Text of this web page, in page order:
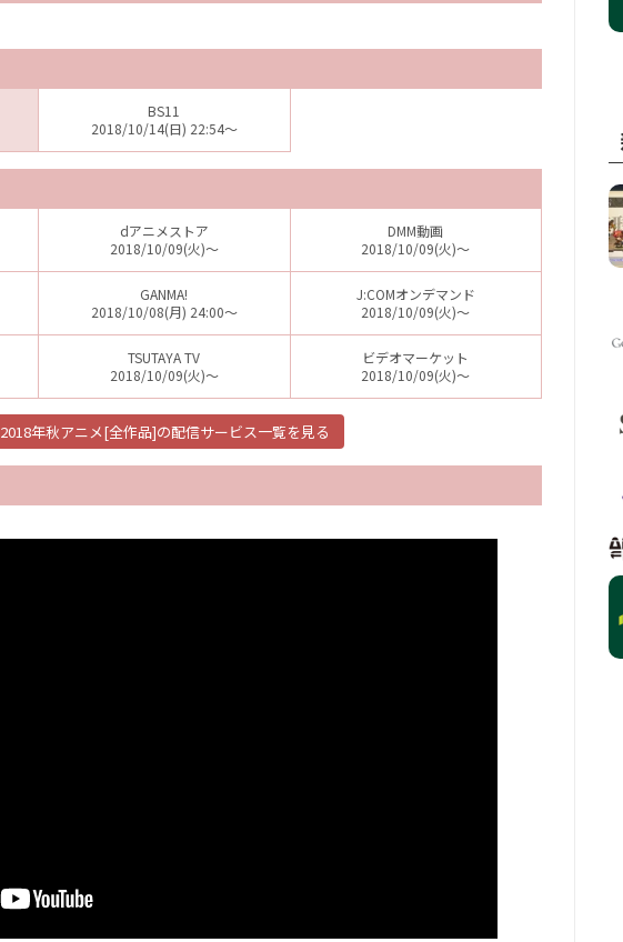
BS11
2018/10/14(日) 22:54～
dアニメストア
2018/10/09(火)～
DMM動画
2018/10/09(火)～
GANMA!
2018/10/08(月) 24:00～
J:COMオンデマンド
2018/10/09(火)～
TSUTAYA TV
2018/10/09(火)～
ビデオマーケット
2018/10/09(火)～
2018年秋アニメ[全作品]の配信サービス一覧を見る